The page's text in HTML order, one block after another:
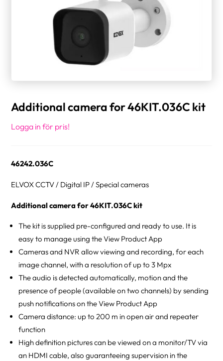
Additional camera for 46KIT.036C kit
Logga in för pris!
46242.036C
ELVOX CCTV / Digital IP / Special cameras
Additional camera for 46KIT.036C kit
The kit is supplied pre-configured and ready to use. It is
easy to manage using the View Product App
Cameras and NVR allow viewing and recording, for each
image channel, with a resolution of up to 3 Mpx
The audio is detected automatically, motion and the
presence of people (available on two channels) by sending
push notifications on the View Product App
Camera distance: up to 200 m in open air and repeater
function
High definition pictures can be viewed on a monitor/TV via
an HDMI cable, also guaranteeing supervision in the